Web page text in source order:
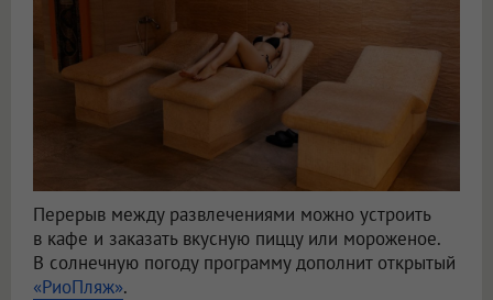
Перерыв между развлечениями можно устроить
в кафе и заказать вкусную пиццу или мороженое.
В солнечную погоду программу дополнит открытый
«РиоПляж».